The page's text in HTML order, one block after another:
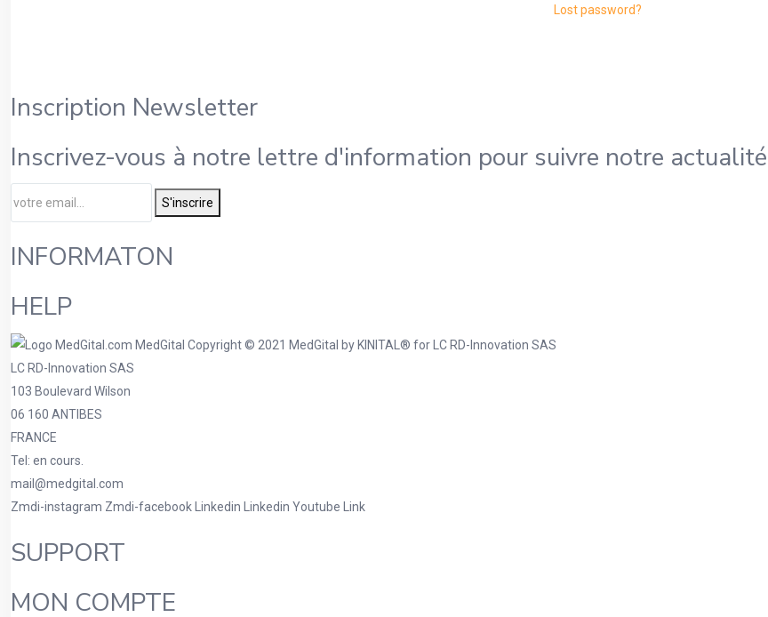
Lost password?
Inscription Newsletter
Inscrivez-vous à notre lettre d'information pour suivre notre actualité
S'inscrire
INFORMATON
HELP
LC RD-Innovation SAS
103 Boulevard Wilson
06 160 ANTIBES
FRANCE
Tel: en cours.
mail@medgital.com
Zmdi-instagram Zmdi-facebook Linkedin Linkedin Youtube Link
SUPPORT
MON COMPTE